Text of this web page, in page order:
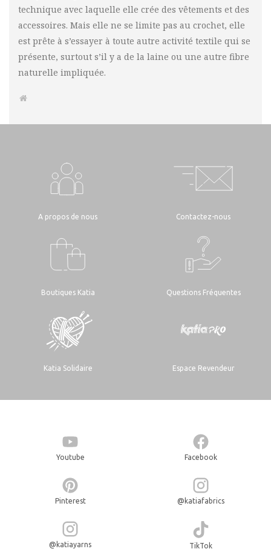
technique avec laquelle elle crée des vêtements et des
accessoires. Mais elle ne se limite pas au crochet, elle
est prête à s’essayer à toute autre activité textile qui se
présente, surtout s’il y a de la laine ou une autre fibre
naturelle impliquée.
A propos de nous Contactez-nous
Boutiques Katia Questions Fréquentes
Katia Solidaire Espace Revendeur
Youtube Facebook
Pinterest @katiafabrics
@katiayarns TikTok